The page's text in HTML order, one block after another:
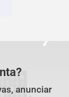
anunciar